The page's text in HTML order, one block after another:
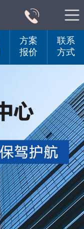

方案
报价
联系
方式